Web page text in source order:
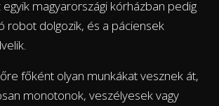
egyik magyarországi kórházban pedig
robot dolgozik, és a páciensek
főként olyan munkákat vesznek át,
monotonok, veszélyesek vagy